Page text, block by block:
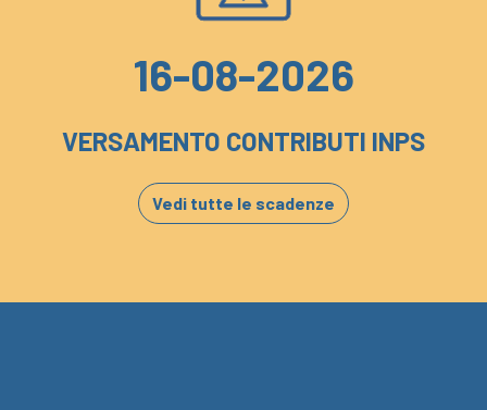
16-08-2026
VERSAMENTO CONTRIBUTI INPS
Vedi tutte le scadenze